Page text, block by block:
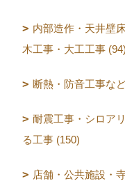
内部造作・天井壁
木工事・大工工事 (94)
断熱・防音工事な
耐震工事・シロア
る工事 (150)
店舗・公共施設・